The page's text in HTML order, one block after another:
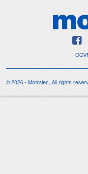
CGV
© 2026 - Motralec, All rights